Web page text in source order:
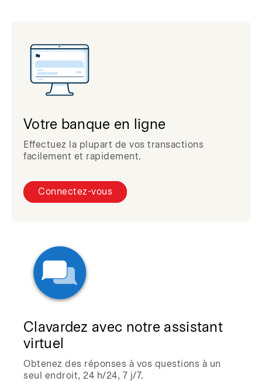
Votre banque en ligne
Effectuez la plupart de vos transactions
facilement et rapidement.
Connectez-vous
Clavardez avec notre assistant
virtuel
Obtenez des réponses à vos questions à un
seul endroit, 24 h/24, 7 j/7.